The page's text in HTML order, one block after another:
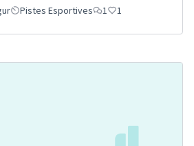
Pistes Esportives 1 1